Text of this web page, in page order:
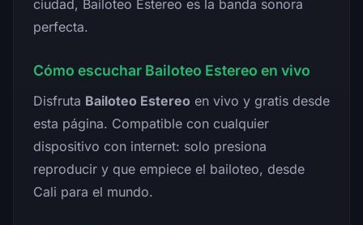
ciudad, Bailoteo Estereo es la banda sonora
perfecta.
Cómo escuchar Bailoteo Estereo en vivo
Disfruta Bailoteo Estereo en vivo y gratis desde
esta página. Compatible con cualquier
dispositivo con internet: solo presiona
reproducir y que empiece el bailoteo, desde
Cali para el mundo.